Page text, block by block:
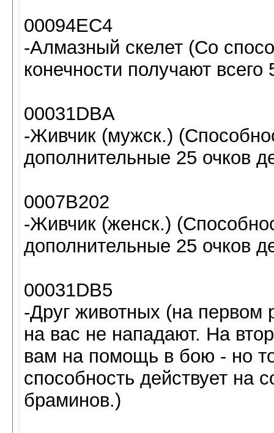
00094EC4
-Алмазный скелет (Со
конечности получают
00031DBA
-Живчик (мужск.)
дополнительные 25 очков
0007B202
-Живчик (женск.)
дополнительные 25 очков
00031DB5
-Друг животных (на первом
на вас не нападают. На
вам на помощь в бою - но
способность действует на
браминов.)